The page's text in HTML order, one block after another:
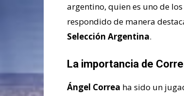
argentino, quien es uno de
respondido de manera
Selección Argentina.
La importancia de
Ángel Correa ha sido un